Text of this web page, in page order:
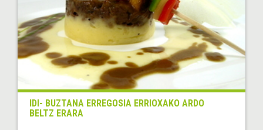
IDI- BUZTANA ERREGOSIA ERRIOXAKO ARDO
BELTZ ERARA